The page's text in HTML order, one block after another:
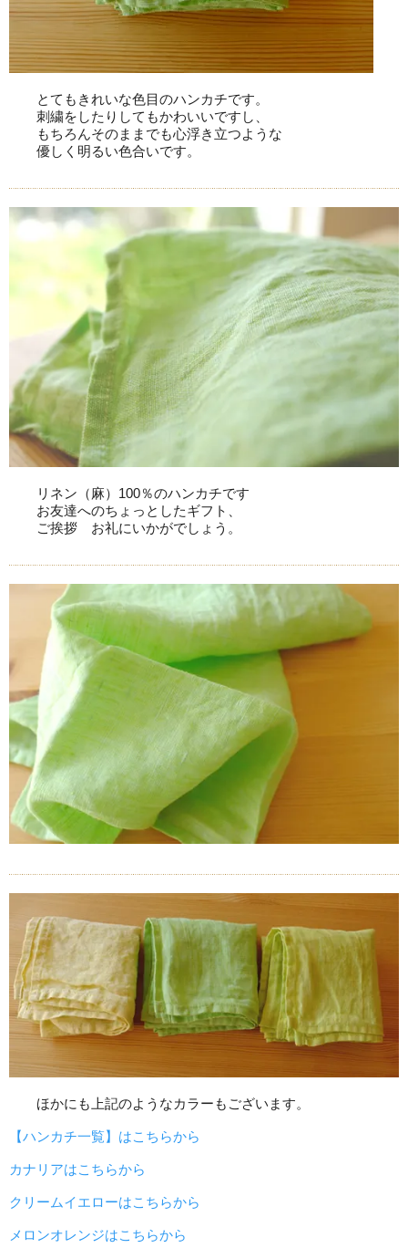
とてもきれいな色目のハンカチです。
刺繍をしたりしてもかわいいですし、
もちろんそのままでも心浮き立つような
優しく明るい色合いです。
リネン（麻）100％のハンカチです
お友達へのちょっとしたギフト、
ご挨拶 お礼にいかがでしょう。
ほかにも上記のようなカラーもございます。
【ハンカチ一覧】はこちらから
カナリアはこちらから
クリームイエローはこちらから
メロンオレンジはこちらから